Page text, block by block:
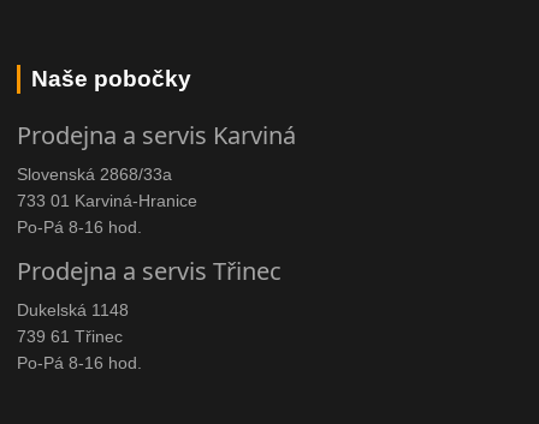
Naše pobočky
Prodejna a servis Karviná
Slovenská 2868/33a
733 01 Karviná-Hranice
Po-Pá 8-16 hod.
Prodejna a servis Třinec
Dukelská 1148
739 61 Třinec
Po-Pá 8-16 hod.